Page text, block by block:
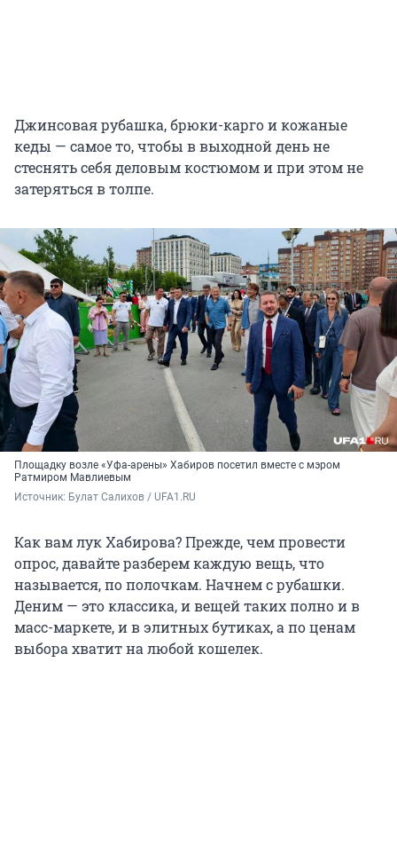
Джинсовая рубашка, брюки-карго и кожаные
кеды — самое то, чтобы в выходной день не
стеснять себя деловым костюмом и при этом не
затеряться в толпе.
Площадку возле «Уфа-арены» Хабиров посетил вместе с мэром
Ратмиром Мавлиевым
Источник: Булат Салихов / UFA1.RU
Как вам лук Хабирова? Прежде, чем провести
опрос, давайте разберем каждую вещь, что
называется, по полочкам. Начнем с рубашки.
Деним — это классика, и вещей таких полно и в
масс-маркете, и в элитных бутиках, а по ценам
выбора хватит на любой кошелек.